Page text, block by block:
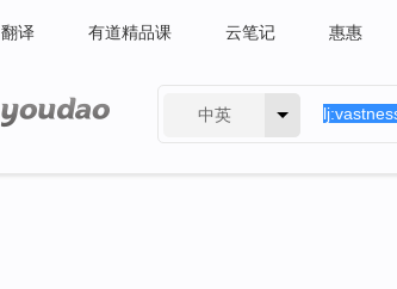
翻译 有道精品课 云笔记 惠惠
中英